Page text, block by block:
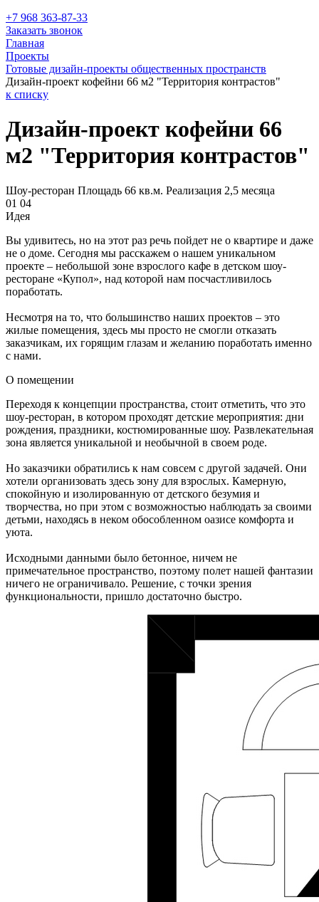
+7 968 363-87-33
Заказать звонок
Главная
Проекты
Готовые дизайн-проекты общественных пространств
Дизайн-проект кофейни 66 м2 "Территория контрастов"
к списку
Дизайн-проект кофейни 66
м2 "Территория контрастов"
Шоу-ресторан Площадь 66 кв.м. Реализация 2,5 месяца
01 04
Идея
Вы удивитесь, но на этот раз речь пойдет не о квартире и даже
не о доме. Сегодня мы расскажем о нашем уникальном
проекте – небольшой зоне взрослого кафе в детском шоу-
ресторане «Купол», над которой нам посчастливилось
поработать.
Несмотря на то, что большинство наших проектов – это
жилые помещения, здесь мы просто не смогли отказать
заказчикам, их горящим глазам и желанию поработать именно
с нами.
О помещении
Переходя к концепции пространства, стоит отметить, что это
шоу-ресторан, в котором проходят детские мероприятия: дни
рождения, праздники, костюмированные шоу. Развлекательная
зона является уникальной и необычной в своем роде.
Но заказчики обратились к нам совсем с другой задачей. Они
хотели организовать здесь зону для взрослых. Камерную,
спокойную и изолированную от детского безумия и
творчества, но при этом с возможностью наблюдать за своими
детьми, находясь в неком обособленном оазисе комфорта и
уюта.
Исходными данными было бетонное, ничем не
примечательное пространство, поэтому полет нашей фантазии
ничего не ограничивало. Решение, с точки зрения
функциональности, пришло достаточно быстро.